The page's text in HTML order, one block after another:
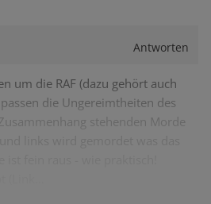
Antworten
um die RAF (dazu gehört auch
die Ungereimtheiten des
stehenden Morde